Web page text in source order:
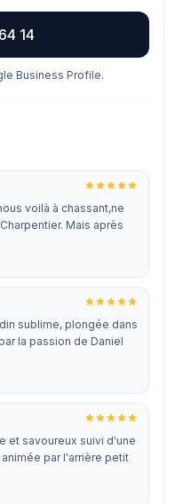
14
Business Profile.
voilà à chassant,ne
Mais après
sublime, plongée dans
la passion de Daniel
et savoureux suivi d'une
par l'arrière petit